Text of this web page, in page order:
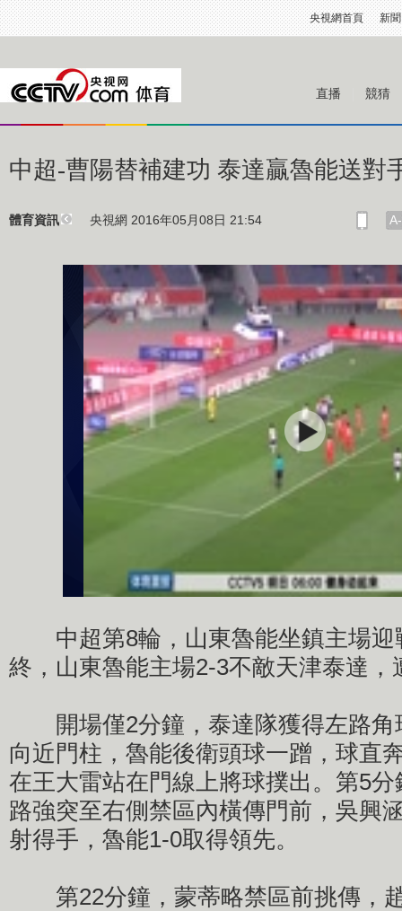
央視網首頁 新聞
直播 競猜
中超-曹陽替補建功 泰達贏魯能送對
體育資訊 央視網 2016年05月08日 21:54 A-
中超第8輪，山東魯能坐鎮主場迎
終，山東魯能主場2-3不敵天津泰達，
開場僅2分鐘，泰達隊獲得左路角
向近門柱，魯能後衛頭球一蹭，球直
在王大雷站在門線上將球撲出。第5
路強突至右側禁區內橫傳門前，吳興
射得手，魯能1-0取得領先。
第22分鐘，蒙蒂略禁區前挑傳，